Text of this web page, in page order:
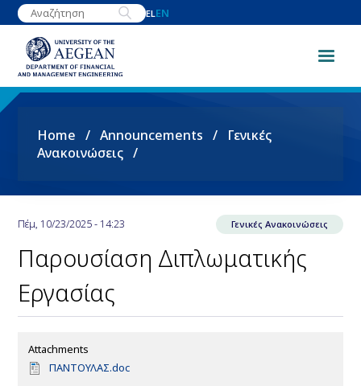
Skip
to
content
ELEN
Breadcrumb
Home Announcements
Γενικές
Ανακοινώσεις
Πέμ, 10/23/2025 - 14:23 Γενικές Ανακοινώσεις
Παρουσίαση Διπλωματικής
Εργασίας
Attachments
D
ΠΑΝΤΟΥΛΑΣ.doc